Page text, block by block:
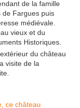
de la famille
de Fargues puis
médiévale.
vieux et du
Historiques.
du château
visite de la